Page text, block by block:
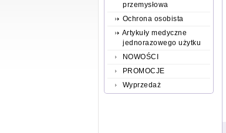
przemysłowa
Ochrona osobista
Artykuły medyczne
jednorazowego użytku
NOWOŚCI
PROMOCJE
Wyprzedaż